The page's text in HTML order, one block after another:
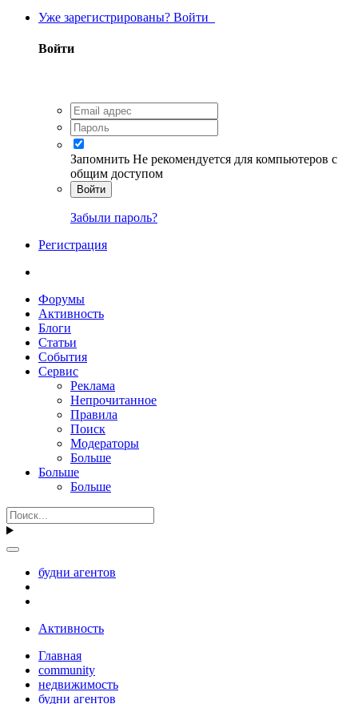
Уже зарегистрированы? Войти
Войти
Запомнить Не рекомендуется для компьютеров с
общим доступом
Войти
Забыли пароль?
Регистрация
Форумы
Активность
Блоги
Статьи
События
Сервис
Реклама
Непрочитанное
Правила
Поиск
Модераторы
Больше
Больше
Больше
будни агентов
Активность
Главная
community
недвижимость
будни агентов